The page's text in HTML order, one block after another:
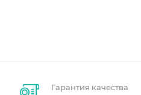
Гарантия качества